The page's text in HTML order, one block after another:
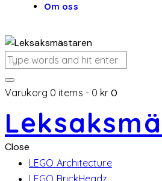
Om oss
Varukorg 0 items - 0 kr 0
Close
LEGO Architecture
LEGO BrickHeadz